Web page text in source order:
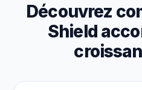
Découvrez
Shield